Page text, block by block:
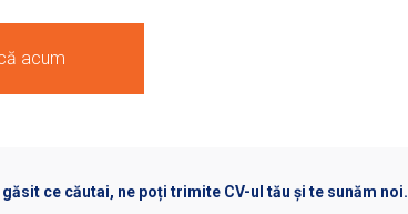
acum
găsit ce căutai, ne poți trimite CV-ul tău și te sunăm noi.